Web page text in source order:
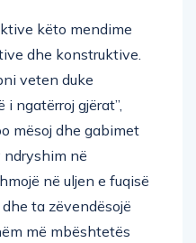
këto mendime
dhe konstruktive.
veten duke
i ngatërroj gjërat”,
mësoj dhe gabimet
ndryshim në
në uljen e fuqisë
ta zëvendësojë
më mbështetës